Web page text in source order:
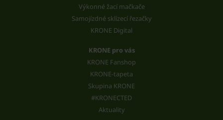
Výkonné žací mačkače
Samojízdné sklízecí řezačky
KRONE Digital
KRONE pro vás
KRONE Fanshop
KRONE-tapeta
Skupina KRONE
#KRONECTED
Aktuality